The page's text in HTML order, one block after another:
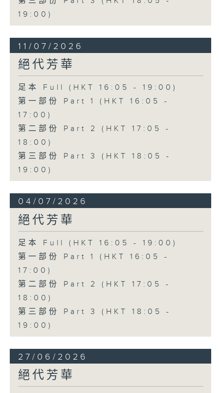
19:00)
11/07/2026
絕代芳華
足本 Full (HKT 16:05 - 19:00)
第一部份 Part 1 (HKT 16:05 -
17:00)
第二部份 Part 2 (HKT 17:05 -
18:00)
第三部份 Part 3 (HKT 18:05 -
19:00)
04/07/2026
絕代芳華
足本 Full (HKT 16:05 - 19:00)
第一部份 Part 1 (HKT 16:05 -
17:00)
第二部份 Part 2 (HKT 17:05 -
18:00)
第三部份 Part 3 (HKT 18:05 -
19:00)
27/06/2026
絕代芳華